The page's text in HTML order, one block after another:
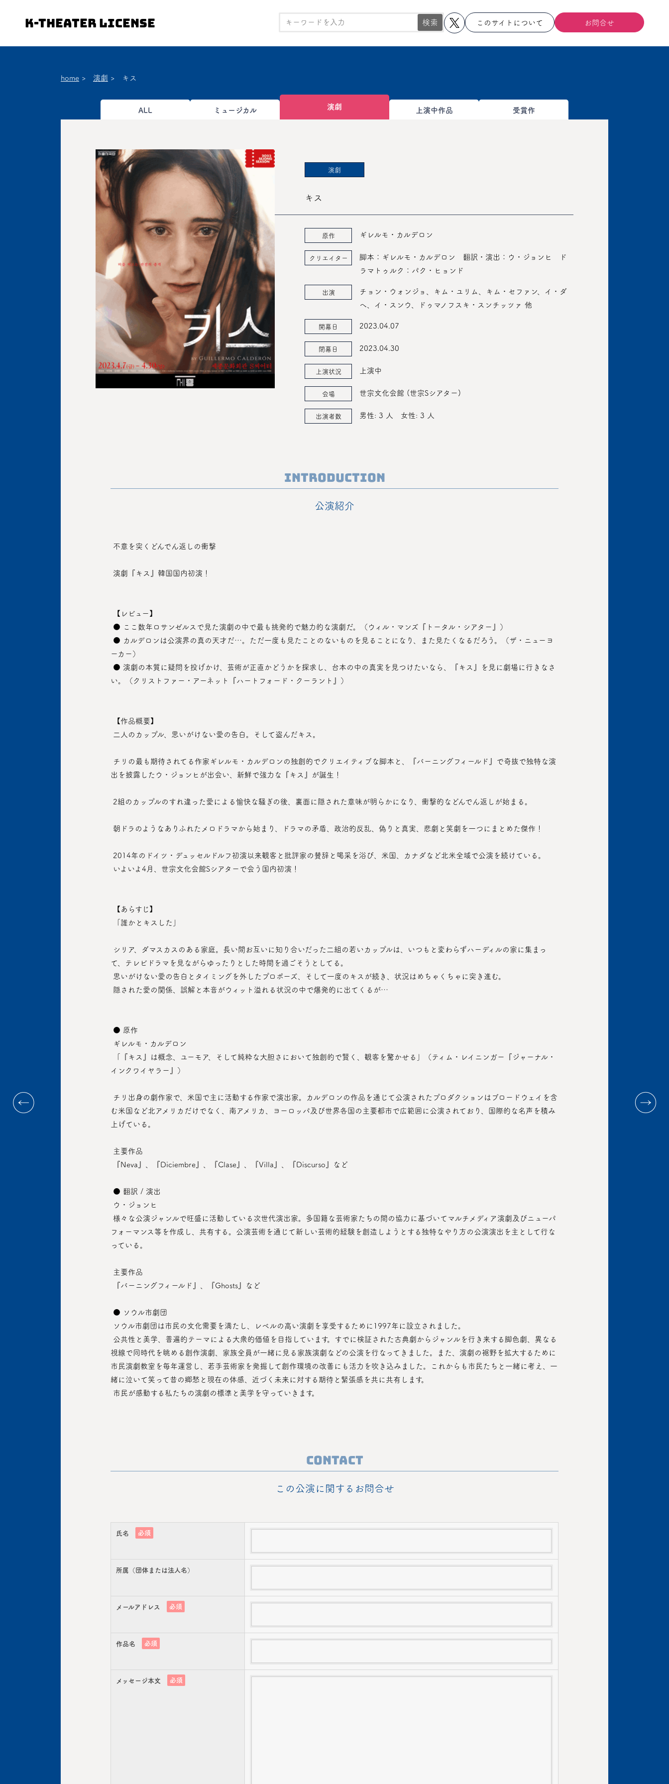
K-Theater License 検索 このサイトについて お問合せ
home > 演劇 > キス
ALL ミュージカル 演劇 上演中作品 受賞作
演劇
キス
原作 ギレルモ・カルデロン
クリエイター
脚本：ギレルモ・カルデロン 翻訳・演出：ウ・ジョンヒ ド
ラマトゥルク：パク・ヒョンド
出演
チョン・ウォンジョ、キム・ユリム、キム・セファン、イ・ダ
ヘ、イ・スンウ、ドゥマノフスキ・スンチッツァ 他
開幕日 2023.04.07
閉幕日 2023.04.30
上演状況 上演中
会場 世宗文化会館 (世宗Sシアター)
出演者数 男性: 3 人 女性: 3 人
Introduction
公演紹介
不意を突くどんでん返しの衝撃
演劇『キス』韓国国内初演！
【レビュー】
● ここ数年ロサンゼルスで見た演劇の中で最も挑発的で魅力的な演劇だ。（ウィル・マンズ『トータル・シアター』）
ーカー）
い。（クリストファー・アーネット『ハートフォード・クーラント』）
【作品概要】
二人のカップル、思いがけない愛の告白。そして盗んだキス。
出を披露したウ・ジョンヒが出会い、新鮮で強力な『キス』が誕生！
2組のカップルのすれ違った愛による愉快な騒ぎの後、裏面に隠された意味が明らかになり、衝撃的などんでん返しが始まる。
朝ドラのようなありふれたメロドラマから始まり、ドラマの矛盾、政治的反乱、偽りと真実、悲劇と笑劇を一つにまとめた傑作！
2014年のドイツ・デュッセルドルフ初演以来観客と批評家の賛辞と喝采を浴び、米国、カナダなど北米全域で公演を続けている。
いよいよ4月、世宗文化会館Sシアターで会う国内初演！
【あらすじ】
「誰かとキスした」
て、テレビドラマを見ながらゆったりとした時間を過ごそうとしてる。
思いがけない愛の告白とタイミングを外したプロポーズ、そして一度のキスが続き、状況はめちゃくちゃに突き進む。
隠された愛の関係、誤解と本音がウィット溢れる状況の中で爆発的に出てくるが…
● 原作
ギレルモ・カルデロン
インクワイヤラー』）
む米国など北アメリカだけでなく、南アメリカ、ヨーロッパ及び世界各国の主要都市で広範囲に公演されており、国際的な名声を積み
上げている。
主要作品
『Neva』、『Diciembre』、『Clase』、『Villa』、『Discurso』など
● 翻訳 / 演出
ウ・ジョンヒ
フォーマンス等を作成し、共有する。公演芸術を通じて新しい芸術的経験を創造しようとする独特なやり方の公演演出を主として行な
っている。
主要作品
『バーニングフィールド』、『Ghosts』など
● ソウル市劇団
ソウル市劇団は市民の文化需要を満たし、レベルの高い演劇を享受するために1997年に設立されました。
視線で同時代を眺める創作演劇、家族全員が一緒に見る家族演劇などの公演を行なってきました。また、演劇の裾野を拡大するために
市民演劇教室を毎年運営し、若手芸術家を発掘して創作環境の改善にも活力を吹き込みました。これからも市民たちと一緒に考え、一
緒に泣いて笑って昔の郷愁と現在の体感、近づく未来に対する期待と緊張感を共に共有します。
市民が感動する私たちの演劇の標準と美学を守っていきます。
Contact
この公演に関するお問合せ
氏名 必須
所属（団体または法人名）
メールアドレス 必須
作品名 必須
メッセージ本文 必須